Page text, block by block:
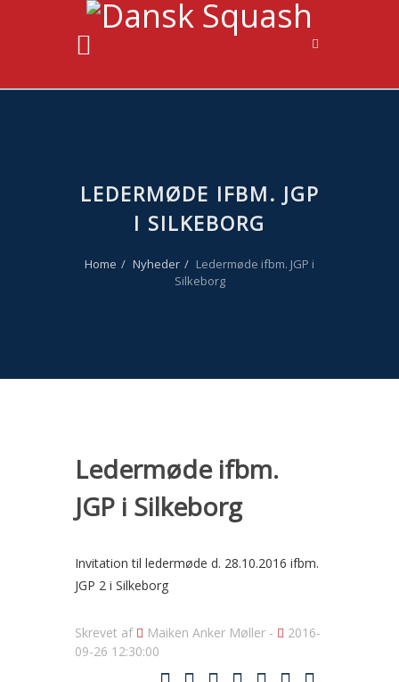
LEDERMØDE IFBM. JGP
I SILKEBORG
Home Nyheder
Ledermøde ifbm. JGP i
Silkeborg
Ledermøde ifbm.
JGP i Silkeborg
Invitation til ledermøde d. 28.10.2016 ifbm.
JGP 2 i Silkeborg
Skrevet af Maiken Anker Møller -
2016-
09-26 12:30:00